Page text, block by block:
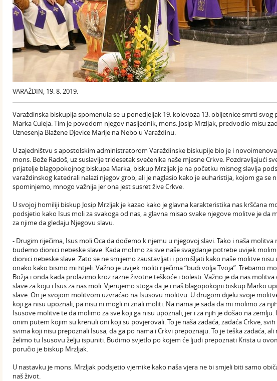
VARAŽDIN, 19. 8. 2019.
Varaždinska biskupija spomenula se u ponedjeljak 19. kolovoza 13. obljetnice smrti svog
Marka Culeja. Tim je povodom njegov nasljednik, mons. Josip Mrzljak, predvodio misu
Uznesenja Blažene Djevice Marije na Nebo u Varaždinu.
U zajedništvu s apostolskim administratorom Varaždinske biskupije bio je i
mons. Bože Radoš, uz suslavlje tridesetak svećenika naše mjesne Crkve. Pozdravljajući
prijatelje blagopokojnog biskupa Marka, biskup Mrzljak je na početku misnog slavlja
varaždinskog katedrali nalazi njegov grob, ali je naglasio kako je euharistija, kojom ga se
spominjemo, mnogo važnija jer ona jest susret žive Crkve.
U svojoj homiliji biskup Josip Mrzljak je kazao kako je glavna karakteristika nas kršćana
podsjetio kako Isus moli za svakoga od nas, a glavna misao svake njegove molitve je da
za njime da gledaju Njegovu slavu.
- Drugim riječima, Isus moli Oca da dođemo k njemu u njegovoj slavi. Tako i naša molitva
budemo dionici nebeske slave. Kada molimo za sve naše svagdanje potrebe uvijek
dionici nebeske slave. Zato se ne smijemo zaustavljati i pomišljati kako naše molitve nisu
onako kako bismo mi htjeli. Važno je uvijek moliti riječima “budi volja Tvoja”. Trebamo
Božja i onda kada prolazimo kroz razne životne teškoće i bolesti. Važno je da nas
slave za koju i Isus za nas moli. Vjerujemo stoga da je i naš blagopokojni biskup Marko
slave. On je svojom molitvom uzvraćao na Isusovu molitvu. U drugom dijelu svoje
koji ga nisu upoznali, pa nisu ni mogli ni znali moliti. Na nama je sada da mi molimo za
Isusove molitve te da molimo za sve koji ga nisu upoznali, jer i za njih je došao na zemlju.
onim putem kojim su krenuli oni koji su povjerovali. To je naša zadaća, zadaća Crkve,
svima koji nisu prepoznali Isusa, da ga po nama i Crkvi prepoznaju. To je teška zadaća,
želimo tu Isusovu želju ispuniti. Budimo svjetlo po kojem će ljudi prepoznati Krista u
poručio je biskup Mrzljak.
U nastavku je mons. Mrzljak podsjetio vjernike kako naša vjera ne bi smjeli biti samo
naš život.